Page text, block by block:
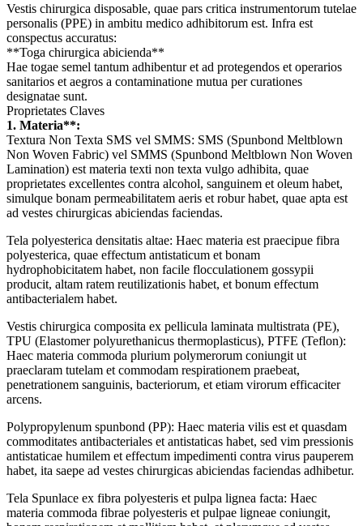
Vestis chirurgica disposable, quae pars critica instrumentorum tutelae
personalis (PPE) in ambitu medico adhibitorum est. Infra est
conspectus accuratus:
**Toga chirurgica abicienda**
Hae togae semel tantum adhibentur et ad protegendos et operarios
sanitarios et aegros a contaminatione mutua per curationes
designatae sunt.
Proprietates Claves
1. Materia**:
Textura Non Texta SMS vel SMMS: SMS (Spunbond Meltblown
Non Woven Fabric) vel SMMS (Spunbond Meltblown Non Woven
Lamination) est materia texti non texta vulgo adhibita, quae
proprietates excellentes contra alcohol, sanguinem et oleum habet,
simulque bonam permeabilitatem aeris et robur habet, quae apta est
ad vestes chirurgicas abiciendas faciendas.
Tela polyesterica densitatis altae: Haec materia est praecipue fibra
polyesterica, quae effectum antistaticum et bonam
hydrophobicitatem habet, non facile flocculationem gossypii
producit, altam ratem reutilizationis habet, et bonum effectum
antibacterialem habet.
Vestis chirurgica composita ex pellicula laminata multistrata (PE),
TPU (Elastomer polyurethanicus thermoplasticus), PTFE (Teflon):
Haec materia commoda plurium polymerorum coniungit ut
praeclaram tutelam et commodam respirationem praebeat,
penetrationem sanguinis, bacteriorum, et etiam virorum efficaciter
arcens.
Polypropylenum spunbond (PP): Haec materia vilis est et quasdam
commoditates antibacteriales et antistaticas habet, sed vim pressionis
antistaticae humilem et effectum impedimenti contra virus pauperem
habet, ita saepe ad vestes chirurgicas abiciendas faciendas adhibetur.
Tela Spunlace ex fibra polyesteris et pulpa lignea facta: Haec
materia commoda fibrae polyesteris et pulpae ligneae coniungit,